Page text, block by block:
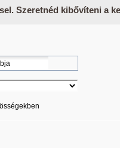
Szeretnéd kibővíteni a